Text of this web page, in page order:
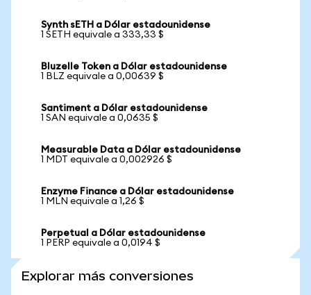
Synth sETH a Dólar estadounidense
1 SETH equivale a 333,33 $
Bluzelle Token a Dólar estadounidense
1 BLZ equivale a 0,00639 $
Santiment a Dólar estadounidense
1 SAN equivale a 0,0635 $
Measurable Data a Dólar estadounidense
1 MDT equivale a 0,002926 $
Enzyme Finance a Dólar estadounidense
1 MLN equivale a 1,26 $
Perpetual a Dólar estadounidense
1 PERP equivale a 0,0194 $
Explorar más conversiones